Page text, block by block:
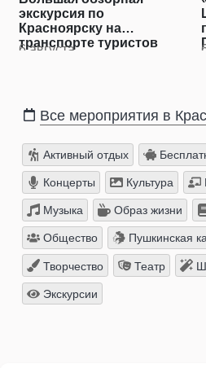
экскурсия по
Красноярску на
транспорте туристов
6 августа
Все мероприятия в
Активный отдых
Концерты Культура
Музыка Образ жизни
Общество Пушкинская
Творчество Театр
Экскурсии